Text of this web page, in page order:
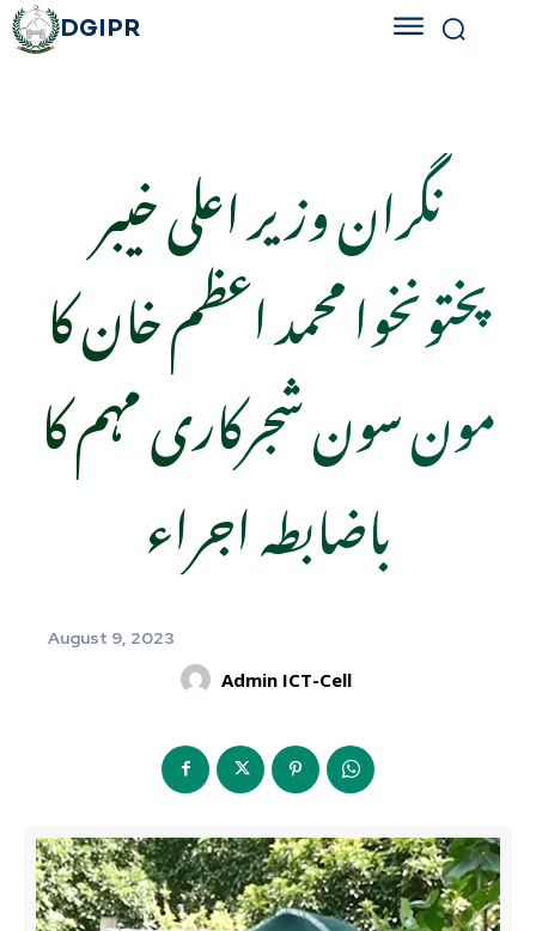
DGIPR
نگران وزیر اعلی خیبر
پختونخوا محمد اعظم خان کا
مون سون شجرکاری مہم کا
باضابطہ اجراء
August 9, 2023
Admin ICT-Cell